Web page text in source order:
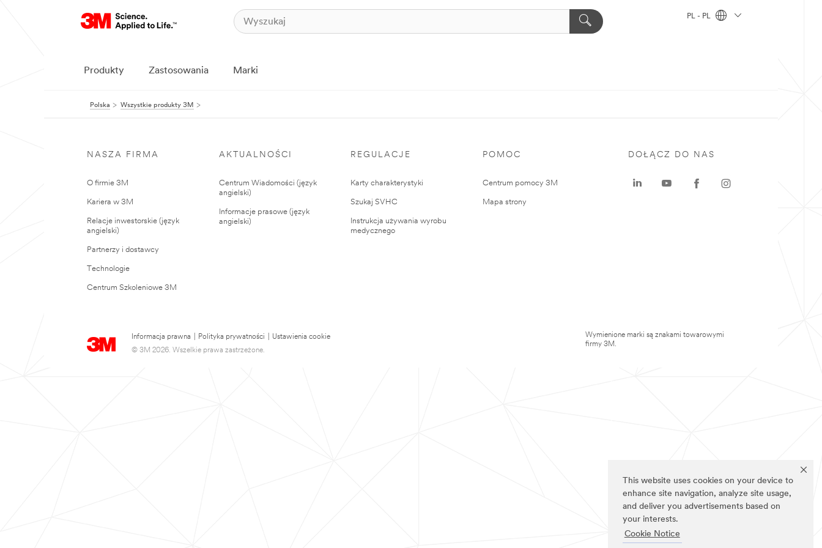
This website uses cookies on your device to
enhance site navigation, analyze site usage,
and deliver you advertisements based on
your interests.
Cookie Notice
PL - PL
Produkty Zastosowania Marki
Polska Wszystkie produkty 3M
NASZA FIRMA
O firmie 3M
Kariera w 3M
Relacje inwestorskie (język
angielski)
Partnerzy i dostawcy
Technologie
Centrum Szkoleniowe 3M
AKTUALNOŚCI
Centrum Wiadomości (język
angielski)
Informacje prasowe (język
angielski)
REGULACJE
Karty charakterystyki
Szukaj SVHC
Instrukcja używania wyrobu
medycznego
POMOC
Centrum pomocy 3M
Mapa strony
Informacja prawna Polityka prywatności
Ustawienia cookie
© 3M 2026. Wszelkie prawa zastrzeżone.
DOŁĄCZ DO NAS
Wymienione marki są znakami towarowymi
firmy 3M.